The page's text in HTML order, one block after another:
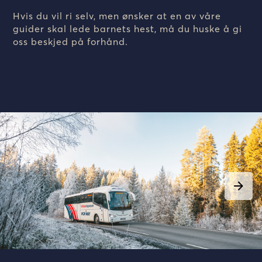
Hvis du vil ri selv, men ønsker at en av våre
guider skal lede barnets hest, må du huske å gi
oss beskjed på forhånd.